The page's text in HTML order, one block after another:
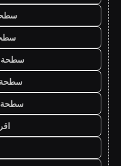
سطحة
سطحة
سطحة